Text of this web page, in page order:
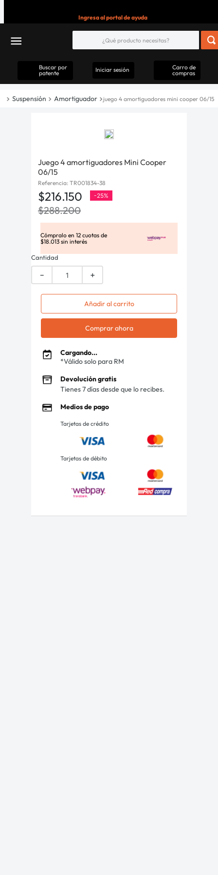
Ingresa al portal de ayuda
Buscar por
patente
Iniciar sesión
Carro de
compras
Suspensión Amortiguador juego 4 amortiguadores mini cooper 06/15
Juego 4 amortiguadores Mini Cooper
06/15
Referencia: TR001834-38
$216.150 -25%
$288.200
Cómpralo en 12 cuotas de
$18.013 sin interés
Cantidad
＋
－
Añadir al carrito
Comprar ahora
Cargando...
*Válido solo para RM
Devolución gratis
Tienes 7 días desde que lo recibes.
Medios de pago
Tarjetas de crédito
Tarjetas de débito